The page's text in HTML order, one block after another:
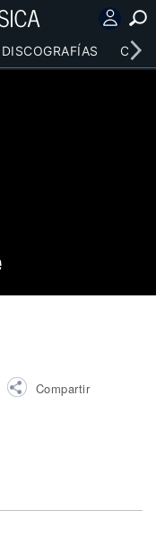
DISCOGRAFÍAS
Compartir